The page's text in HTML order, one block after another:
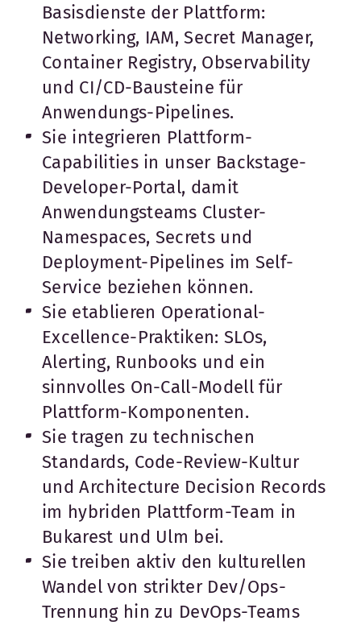
Basisdienste der Plattform:
Networking, IAM, Secret Manager,
Container Registry, Observability
und CI/CD-Bausteine für
Anwendungs-Pipelines.
Sie integrieren Plattform-
Capabilities in unser Backstage-
Developer-Portal, damit
Anwendungsteams Cluster-
Namespaces, Secrets und
Deployment-Pipelines im Self-
Service beziehen können.
Sie etablieren Operational-
Excellence-Praktiken: SLOs,
Alerting, Runbooks und ein
sinnvolles On-Call-Modell für
Plattform-Komponenten.
Sie tragen zu technischen
Standards, Code-Review-Kultur
und Architecture Decision Records
im hybriden Plattform-Team in
Bukarest und Ulm bei.
Sie treiben aktiv den kulturellen
Wandel von strikter Dev/Ops-
Trennung hin zu DevOps-Teams